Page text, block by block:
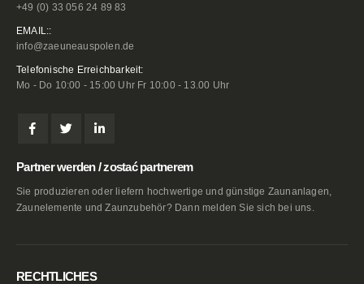
+49 (0) 33 056 24 89 83
EMAIL::
info@zaeuneauspolen.de
Telefonische Erreichbarkeit:
Mo - Do 10:00 - 15:00 Uhr Fr 10:00 - 13.00 Uhr
Partner werden / zostać partnerem
Sie produzieren oder liefern hochwertige und günstige Zaunanlagen,
Zaunelemente und Zaunzubehör? Dann melden Sie sich bei uns.
RECHTLICHES